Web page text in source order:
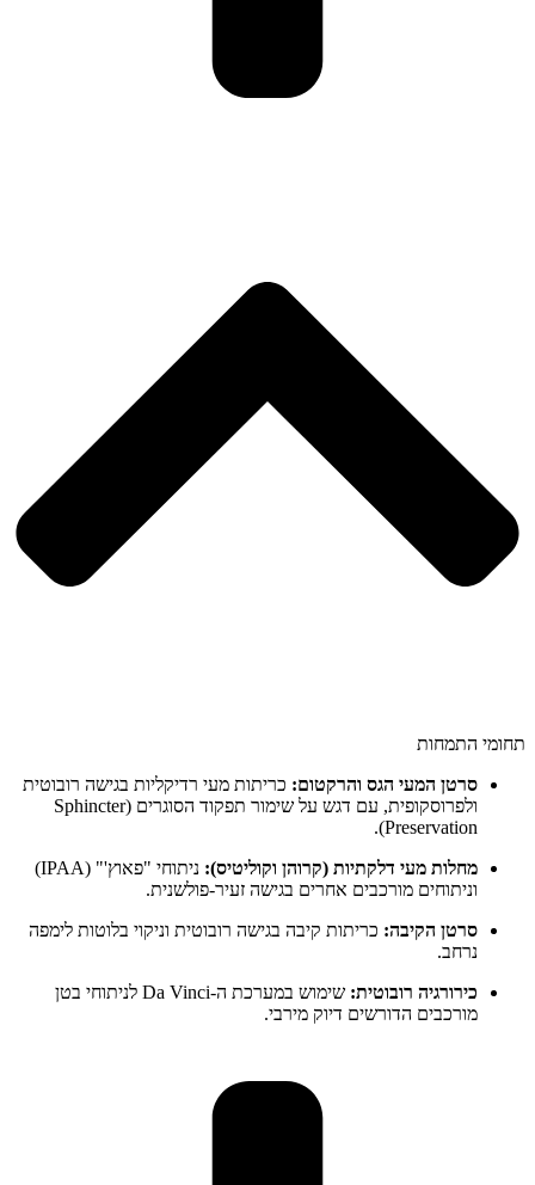
תחומי התמחות
סרטן המעי הגס והרקטום: כריתות מעי רדיקליות בגישה רובוטית
ולפרוסקופית, עם דגש על שימור תפקוד הסוגרים (Sphincter
Preservation).
מחלות מעי דלקתיות (קרוהן וקוליטיס):
ניתוחי "פאוץ'" (IPAA)
וניתוחים מורכבים אחרים בגישה זעיר-פולשנית.
סרטן הקיבה: כריתות קיבה בגישה רובוטית וניקוי בלוטות לימפה
נרחב.
כירורגיה רובוטית:
שימוש במערכת ה-Da Vinci לניתוחי בטן
מורכבים הדורשים דיוק מירבי.